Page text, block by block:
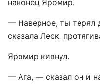
наконец Яромир.
— Наверное, ты терял
сказала Леск,
Яромир кивнул.
— Ага, — сказал он и